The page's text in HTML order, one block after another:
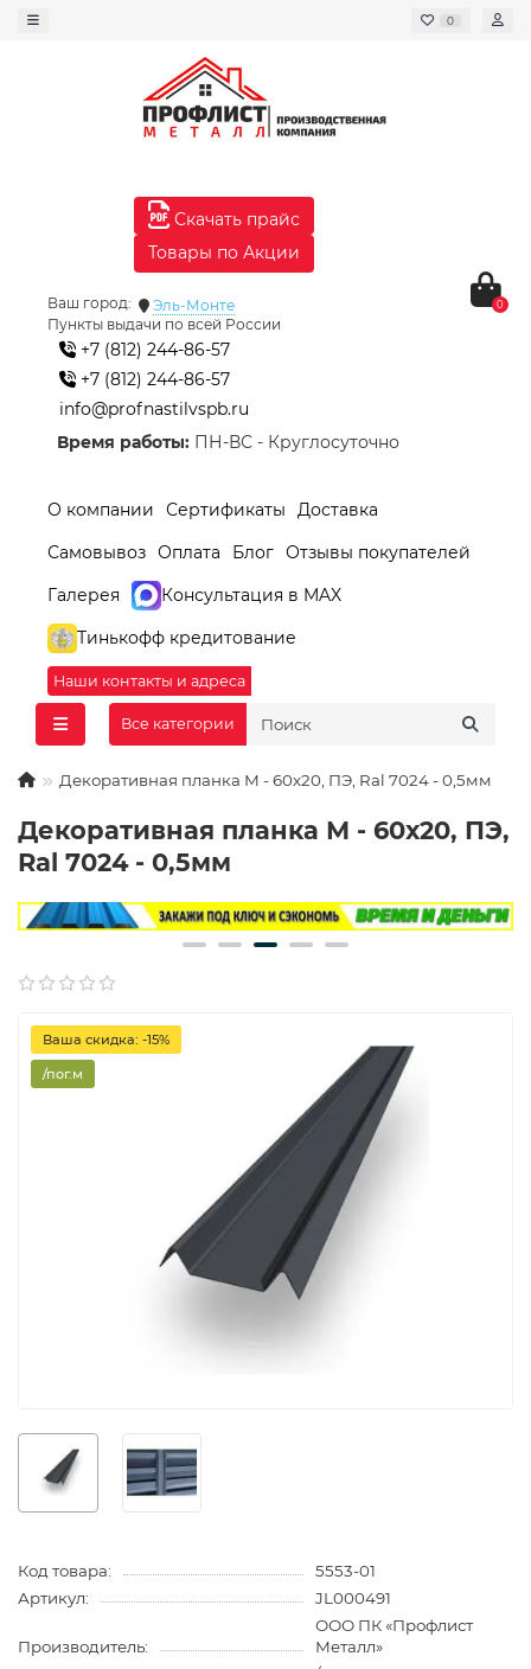
0
Скачать прайс
Товары по Акции
Ваш город:
Эль-Монте
Пункты выдачи по всей России
+7 (812) 244-86-57
+7 (812) 244-86-57
info@profnastilvspb.ru
Время работы: ПН-ВС - Круглосуточно
0
О компании Сертификаты
Доставка
Самовывоз Оплата Блог Отзывы покупателей
Галерея
Консультация в MAX
Тинькофф кредитование
Наши контакты и адреса
Все категории
Декоративная планка М - 60х20, ПЭ, Ral 7024 - 0,5мм
Декоративная планка М - 60х20, ПЭ,
Ral 7024 - 0,5мм
Ваша скидка: -15%
/пог.м
Код товара:
5553-01
Артикул:
JL000491
Производитель:
ООО ПК «Профлист
Металл»